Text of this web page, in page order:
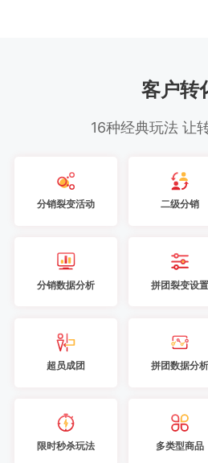
客户转
16种经典玩法 让
分销裂变活动 二级分销
分销数据分析 拼团裂变设置
超员成团 拼团数据分析
限时秒杀玩法 多类型商品